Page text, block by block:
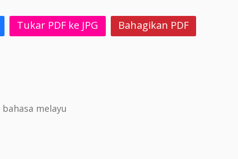
Tukar PDF ke JPG
Bahagikan PDF
melayu